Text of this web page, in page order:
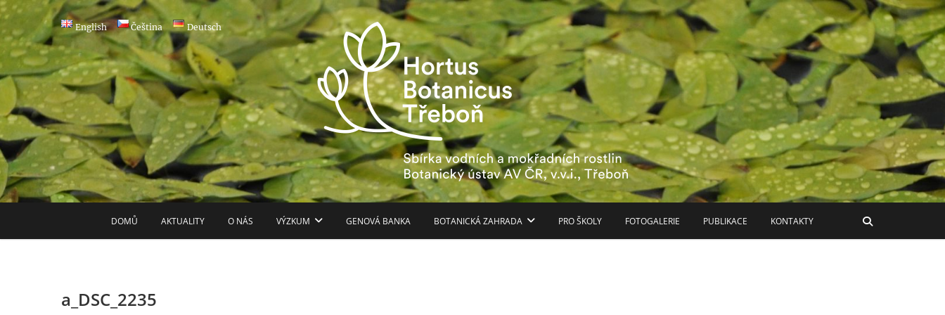
Skip
to
content
English Čeština Deutsch
Hortus Botanicus Třeboň
DOMŮ AKTUALITY O NÁS VÝZKUM GENOVÁ BANKA BOTANICKÁ ZAHRADA PRO ŠKOLY FOTOGALERIE PUBLIKACE KONTAKTY
a_DSC_2235